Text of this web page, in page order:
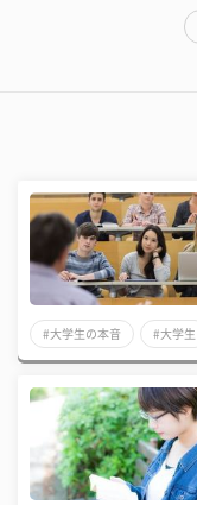
#大学生の本音 #大学生